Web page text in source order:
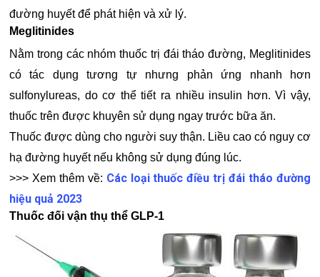
đường huyết để phát hiện và xử lý.
Meglitinides
Nằm trong các nhóm thuốc trị đái tháo đường, Meglitinides
có tác dụng tương tự nhưng phản ứng nhanh hơn
sulfonylureas, do cơ thể tiết ra nhiều insulin hơn. Vì vậy,
thuốc trên được khuyên sử dụng ngay trước bữa ăn.
Thuốc được dùng cho người suy thận. Liều cao có nguy cơ
hạ đường huyết nếu không sử dụng đúng lúc.
>>> Xem thêm về: Các loại thuốc điều trị đái tháo đường
hiệu quả 2023
Thuốc đối vận thụ thể GLP-1